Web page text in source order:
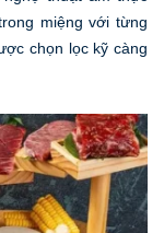
miệng với từng
chọn lọc kỹ càng